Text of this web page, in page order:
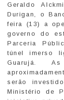
Geraldo
Durigan, o
feira (13) a
governo do
Parceria
túnel imerso
Guarujá.
serão
Ministério de